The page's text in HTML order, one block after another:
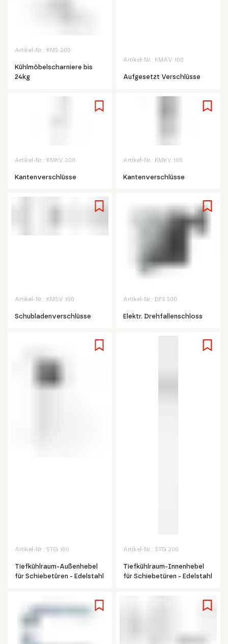
Artikel-Nr.: KMS 200
Kühlmöbelscharniere bis
24kg
Artikel-Nr.: KMAV 100
Aufgesetzt Verschlüsse
Artikel-Nr.: KMKV 200
Kantenverschlüsse
Artikel-Nr.: KMKV 100
Kantenverschlüsse
Artikel-Nr.: KMSV 100
Schubladenverschlüsse
Artikel-Nr.: DFS 500
Elektr. Drehfallenschloss
Artikel-Nr.: STG 100
Tiefkühlraum-Außenhebel
für Schiebetüren - Edelstahl
Artikel-Nr.: STG 200
Tiefkühlraum-Innenhebel
für Schiebetüren - Edelstahl